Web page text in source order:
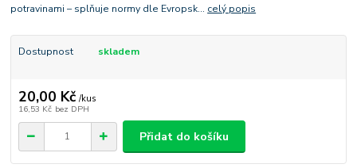
potravinami – splňuje normy dle Evropsk... celý popis
Dostupnost skladem
20,00 Kč /kus
16,53 Kč bez DPH
Přidat do košíku